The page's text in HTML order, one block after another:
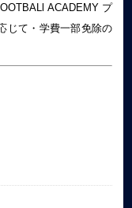
ACADEMY プ
じて・学費一部免除の